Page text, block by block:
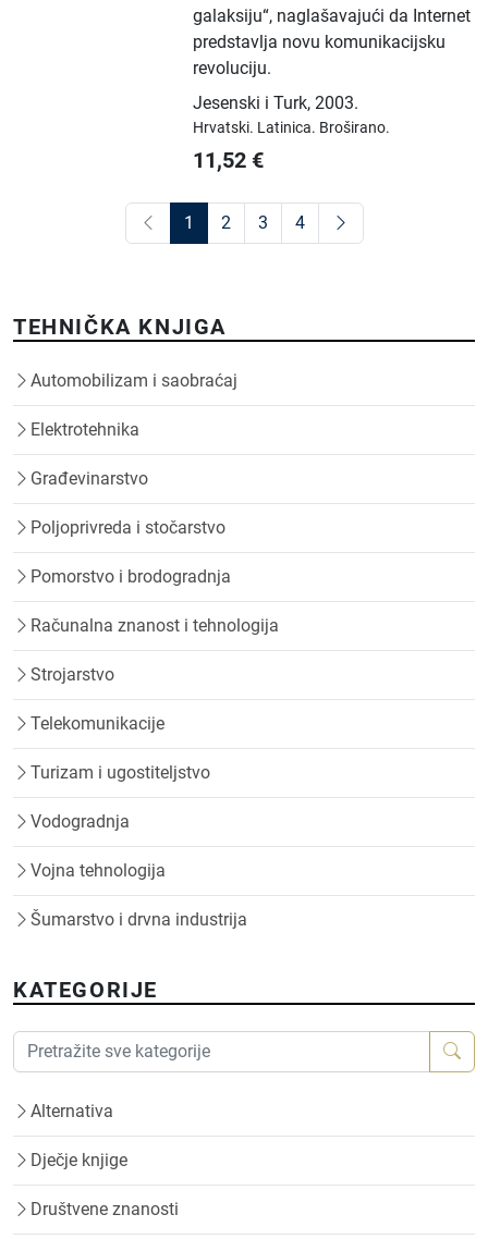
galaksiju“, naglašavajući da Internet
predstavlja novu komunikacijsku
revoluciju.
Jesenski i Turk,2003.
Hrvatski. Latinica. Broširano.
11,52 €
1 2 3 4
TEHNIČKA KNJIGA
Automobilizam i saobraćaj
Elektrotehnika
Građevinarstvo
Poljoprivreda i stočarstvo
Pomorstvo i brodogradnja
Računalna znanost i tehnologija
Strojarstvo
Telekomunikacije
Turizam i ugostiteljstvo
Vodogradnja
Vojna tehnologija
Šumarstvo i drvna industrija
KATEGORIJE
Alternativa
Dječje knjige
Društvene znanosti